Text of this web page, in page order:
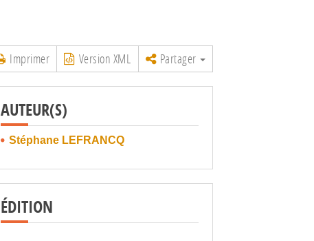
Imprimer Version XML Partager
AUTEUR(S)
Stéphane LEFRANCQ
ÉDITION